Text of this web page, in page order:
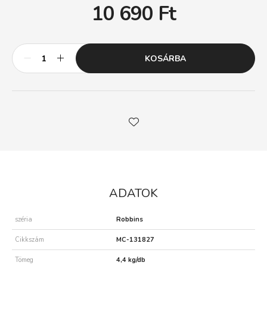
10 690 Ft
KOSÁRBA
ADATOK
széria Robbins
Cikkszám MC-131827
Tömeg 4,4 kg/db